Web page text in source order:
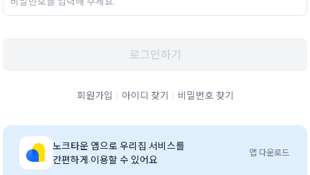
로그인하기
회원가입 아이디 찾기 비밀번호 찾기
노크타운 앱으로 우리집 서비스를
간편하게 이용할 수 있어요
앱 다운로드